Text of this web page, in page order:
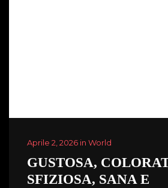
Aprile 2, 2026 in World
GUSTOSA,
SFIZIOSA, SANA E